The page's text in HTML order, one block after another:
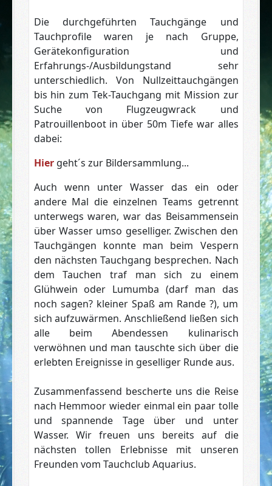
Die durchgeführten Tauchgänge und
Tauchprofile waren je nach Gruppe,
Gerätekonfiguration und
Erfahrungs-/Ausbildungstand sehr
unterschiedlich. Von Nullzeittauchgängen
bis hin zum Tek-Tauchgang mit Mission zur
Suche von Flugzeugwrack und
Patrouillenboot in über 50m Tiefe war alles
dabei:
Hier geht´s zur Bildersammlung...
Auch wenn unter Wasser das ein oder
andere Mal die einzelnen Teams getrennt
unterwegs waren, war das Beisammensein
über Wasser umso geselliger. Zwischen den
Tauchgängen konnte man beim Vespern
den nächsten Tauchgang besprechen. Nach
dem Tauchen traf man sich zu einem
Glühwein oder Lumumba (darf man das
noch sagen? kleiner Spaß am Rande ?), um
sich aufzuwärmen. Anschließend ließen sich
alle beim Abendessen kulinarisch
verwöhnen und man tauschte sich über die
erlebten Ereignisse in geselliger Runde aus.
Zusammenfassend bescherte uns die Reise
nach Hemmoor wieder einmal ein paar tolle
und spannende Tage über und unter
Wasser. Wir freuen uns bereits auf die
nächsten tollen Erlebnisse mit unseren
Freunden vom Tauchclub Aquarius.